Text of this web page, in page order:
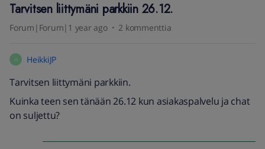
Tarvitsen liittymäni parkkiin 26.12.
Forum|Forum|1 year ago 2 kommenttia
H HeikkiJP
Tarvitsen liittymäni parkkiin.
Kuinka teen sen tänään 26.12 kun asiakaspalvelu ja chat
on suljettu?